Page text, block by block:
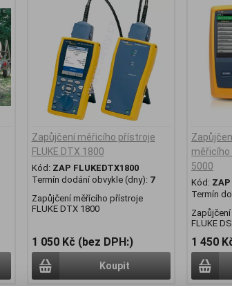
Zapůjčení měřicího přístroje
FLUKE DTX 1800
Kód: ZAP FLUKEDTX1800
Termín dodání obvykle (dny): 7
Zapůjčení měřícího přístroje
FLUKE DTX 1800
1 050 Kč (bez DPH:)
Koupit
měřicího
5000
Kód: ZAP
Termín
FLUKE
1 450